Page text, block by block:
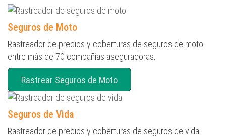
Seguros de Moto
Rastreador de precios y coberturas de seguros de moto
entre más de 70 compañías aseguradoras.
Rastrear Seguros de Moto
Seguros de Vida
Rastreador de precios y coberturas de seguros de vida